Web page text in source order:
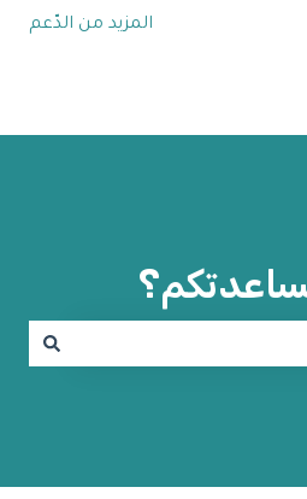
الفرعية للترجماتالمزيد من الدّعم